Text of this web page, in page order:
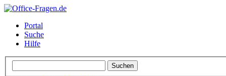
Portal
Suche
Hilfe